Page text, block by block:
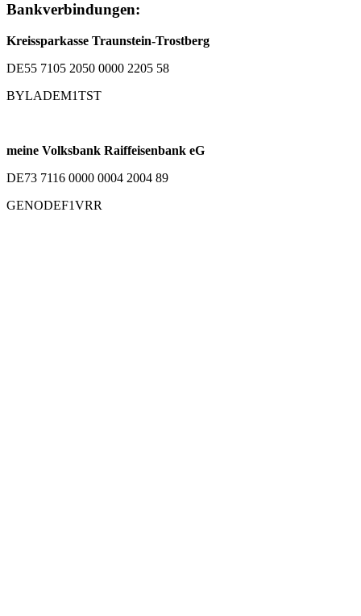
Bankverbindungen:
Kreissparkasse Traunstein-Trostberg
DE55 7105 2050 0000 2205 58
BYLADEM1TST
meine Volksbank Raiffeisenbank eG
DE73 7116 0000 0004 2004 89
GENODEF1VRR